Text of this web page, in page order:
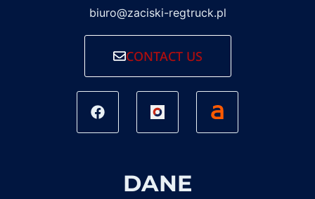
biuro@zaciski-regtruck.pl
CONTACT US
DANE